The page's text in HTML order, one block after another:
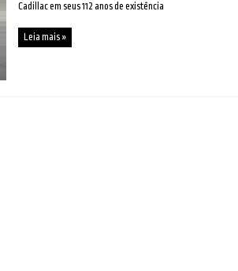
Cadillac em seus 112 anos de existência
Leia mais »